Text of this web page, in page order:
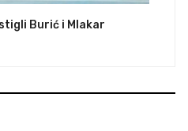
Burić i Mlakar